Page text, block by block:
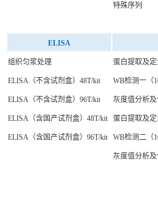
特殊序列
ELISA
组织匀浆处理 蛋白提取及
ELISA（不含试剂盒）48T/kit WB检测一（
ELISA（不含试剂盒）96T/kit 灰度值分析及
ELISA（含国产试剂盒）48T/kit 蛋白提取及定
ELISA（含国产试剂盒）96T/kit WB检测二（
灰度值分析及